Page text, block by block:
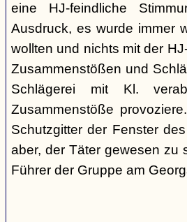
eine HJ-feindliche
Ausdruck, es wurde immer
wollten und nichts mit der
Zusammenstößen und
Schlägerei mit Kl.
Zusammenstöße
Schutzgitter der Fenster
aber, der Täter gewesen zu
Führer der Gruppe am